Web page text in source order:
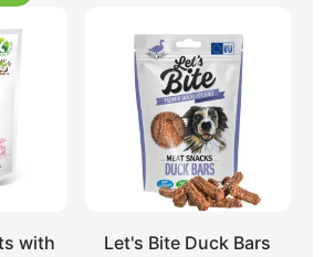
with
Let's Bite Duck Bars